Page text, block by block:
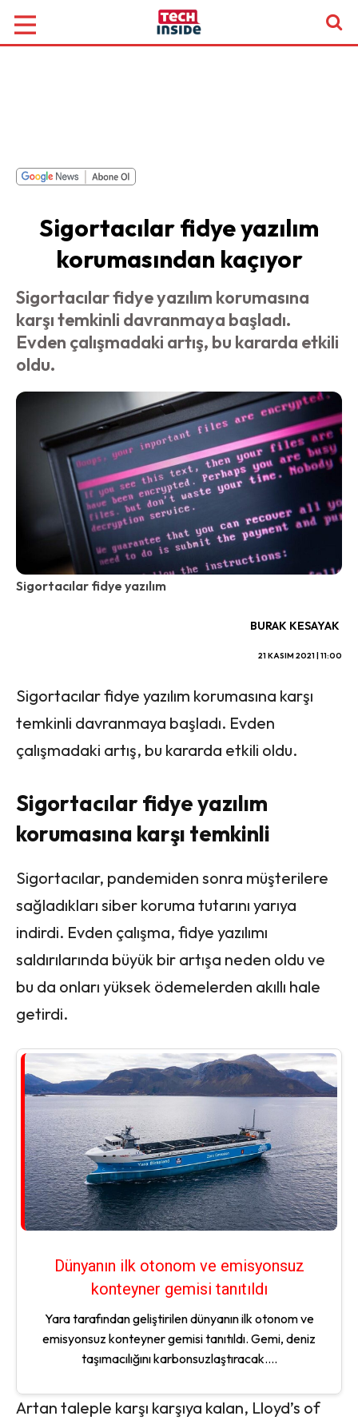
Sigortacılar fidye yazılım
korumasından kaçıyor
Sigortacılar fidye yazılım korumasına
karşı temkinli davranmaya başladı.
Evden çalışmadaki artış, bu kararda etkili
oldu.
Sigortacılar fidye yazılım
BURAK KESAYAK
21 KASIM 2021 | 11:00
Sigortacılar fidye yazılım korumasına karşı
temkinli davranmaya başladı. Evden
çalışmadaki artış, bu kararda etkili oldu.
Sigortacılar fidye yazılım
korumasına karşı temkinli
Sigortacılar, pandemiden sonra müşterilere
sağladıkları siber koruma tutarını yarıya
indirdi. Evden çalışma, fidye yazılımı
saldırılarında büyük bir artışa neden oldu ve
bu da onları yüksek ödemelerden akıllı hale
getirdi.
Dünyanın ilk otonom ve emisyonsuz
konteyner gemisi tanıtıldı
Yara tarafından geliştirilen dünyanın ilk otonom ve
emisyonsuz konteyner gemisi tanıtıldı. Gemi, deniz
taşımacılığını karbonsuzlaştıracak....
Artan taleple karşı karşıya kalan, Lloyd’s of